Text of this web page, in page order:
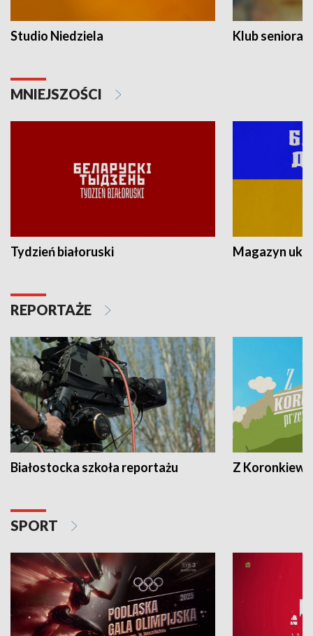
Studio Niedziela Klub seniora
MNIEJSZOŚCI
Tydzień białoruski Magazyn
REPORTAŻE
Białostocka szkoła reportażu Z
SPORT